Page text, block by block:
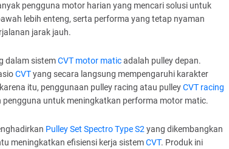
pengguna motor harian yang mencari solusi untuk
lebih enteng, serta performa yang tetap nyaman
jarak jauh.
dalam sistemCVT motor maticadalah pulley depan.
CVTyang secara langsung mempengaruhi karakter
itu, penggunaan pulley racing atau pulleyCVT racing
untuk meningkatkan performa motor matic.
Pulley Set Spectro Type S2 yang dikembangkan
meningkatkan efisiensi kerja sistemCVT. Produk ini